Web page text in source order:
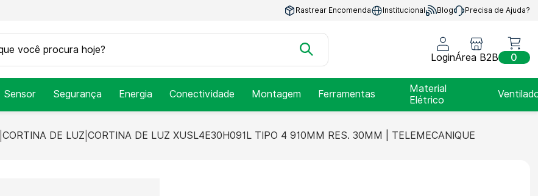
Rastrear Encomenda Institucional Blog Precisa de Ajuda?
LoginÁrea B2B 0
Sensor Segurança Energia Conectividade Montagem Ferramentas
Material
Elétrico
CORTINA DE LUZ CORTINA DE LUZ XUSL4E30H091L TIPO 4 910MM RES. 30MM | TELEMECANIQUE